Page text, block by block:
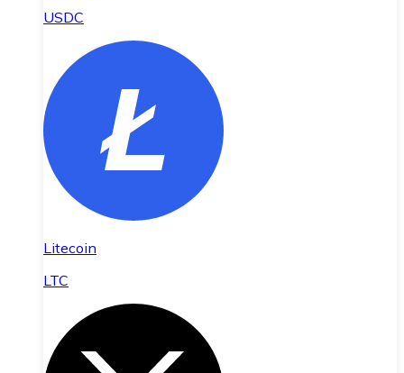
USDC
Litecoin
LTC